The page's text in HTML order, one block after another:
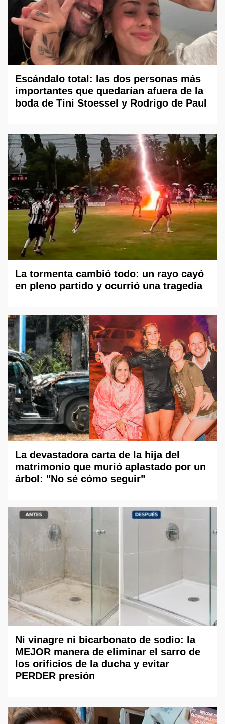
Escándalo total: las dos personas más
importantes que quedarían afuera de la
boda de Tini Stoessel y Rodrigo de Paul
La tormenta cambió todo: un rayo cayó
en pleno partido y ocurrió una tragedia
La devastadora carta de la hija del
matrimonio que murió aplastado por un
árbol: "No sé cómo seguir"
Ni vinagre ni bicarbonato de sodio: la
MEJOR manera de eliminar el sarro de
los orificios de la ducha y evitar
PERDER presión